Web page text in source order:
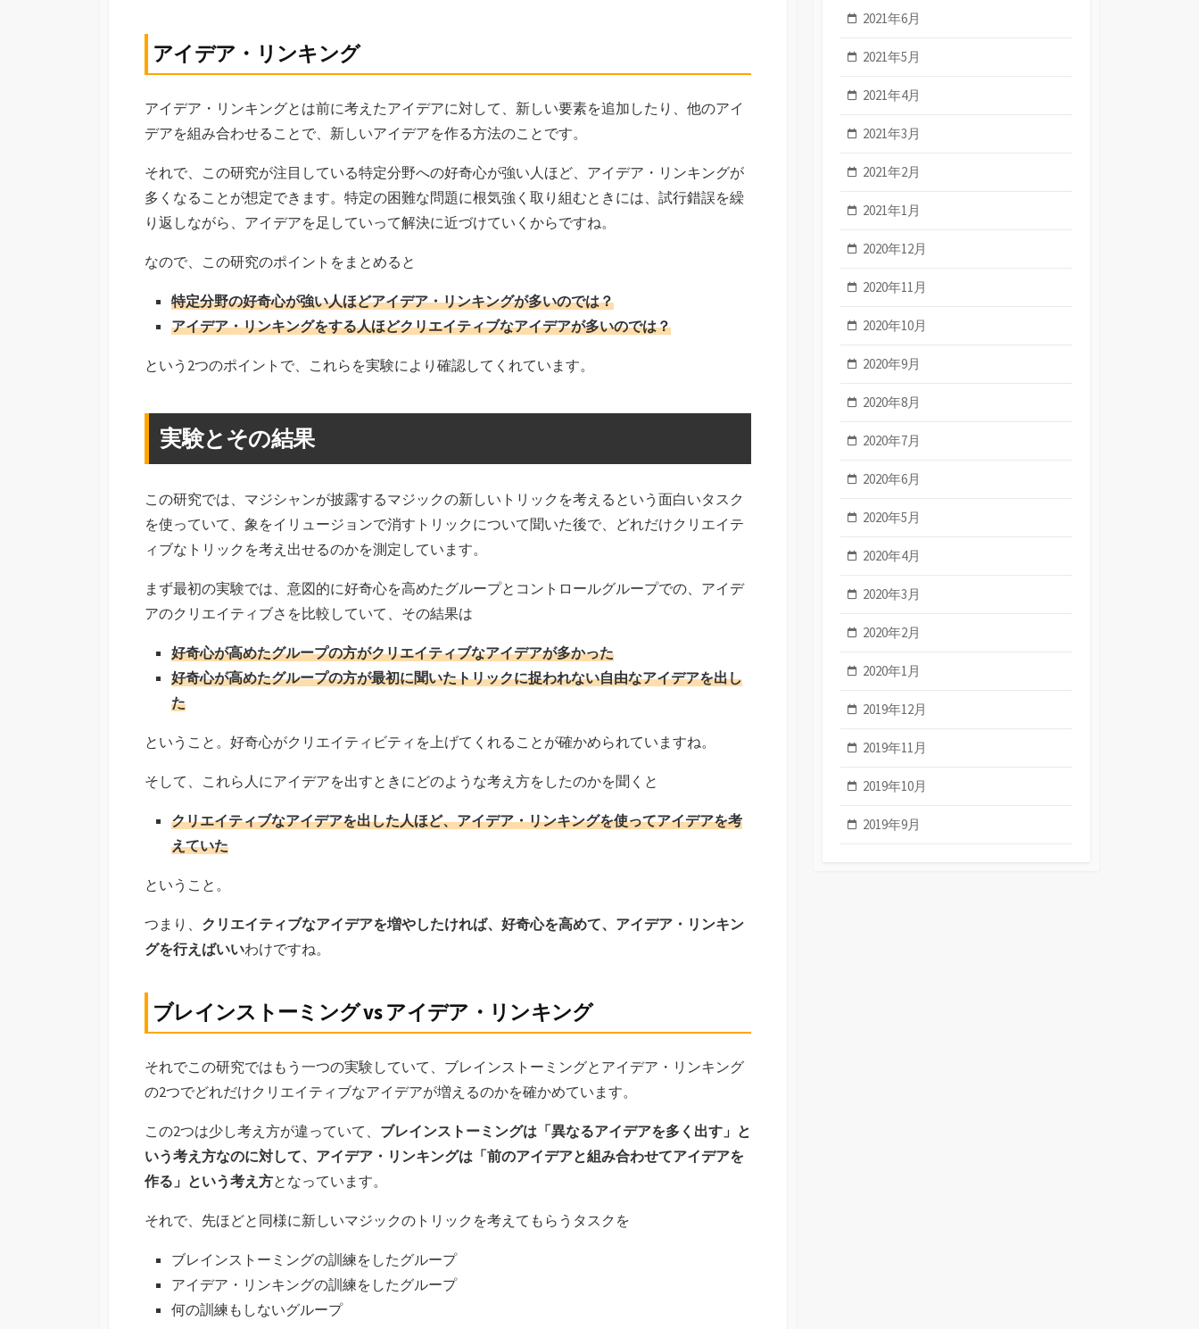
アイデア・リンキング
アイデア・リンキングとは前に考えたアイデアに対して、新しい要素を追加したり、他のアイ
デアを組み合わせることで、新しいアイデアを作る方法のことです。
それで、この研究が注目している特定分野への好奇心が強い人ほど、アイデア・リンキングが
多くなることが想定できます。特定の困難な問題に根気強く取り組むときには、試行錯誤を繰
り返しながら、アイデアを足していって解決に近づけていくからですね。
なので、この研究のポイントをまとめると
特定分野の好奇心が強い人ほどアイデア・リンキングが多いのでは？
アイデア・リンキングをする人ほどクリエイティブなアイデアが多いのでは？
という2つのポイントで、これらを実験により確認してくれています。
実験とその結果
この研究では、マジシャンが披露するマジックの新しいトリックを考えるという面白いタスク
を使っていて、象をイリュージョンで消すトリックについて聞いた後で、どれだけクリエイテ
ィブなトリックを考え出せるのかを測定しています。
まず最初の実験では、意図的に好奇心を高めたグループとコントロールグループでの、アイデ
アのクリエイティブさを比較していて、その結果は
好奇心が高めたグループの方がクリエイティブなアイデアが多かった
好奇心が高めたグループの方が最初に聞いたトリックに捉われない自由なアイデアを出し
た
ということ。好奇心がクリエイティビティを上げてくれることが確かめられていますね。
そして、これら人にアイデアを出すときにどのような考え方をしたのかを聞くと
クリエイティブなアイデアを出した人ほど、アイデア・リンキングを使ってアイデアを考
えていた
ということ。
つまり、 クリエイティブなアイデアを増やしたければ、好奇心を高めて、アイデア・リンキン
グを行えばいいわけですね。
ブレインストーミング vs アイデア・リンキング
それでこの研究ではもう一つの実験していて、ブレインストーミングとアイデア・リンキング
の2つでどれだけクリエイティブなアイデアが増えるのかを確かめています。
この2つは少し考え方が違っていて、 ブレインストーミングは「異なるアイデアを多く出す」と
いう考え方なのに対して、アイデア・リンキングは「前のアイデアと組み合わせてアイデアを
作る」という考え方となっています。
それで、先ほどと同様に新しいマジックのトリックを考えてもらうタスクを
ブレインストーミングの訓練をしたグループ
アイデア・リンキングの訓練をしたグループ
何の訓練もしないグループ
2021年6月
2021年5月
2021年4月
2021年3月
2021年2月
2021年1月
2020年12月
2020年11月
2020年10月
2020年9月
2020年8月
2020年7月
2020年6月
2020年5月
2020年4月
2020年3月
2020年2月
2020年1月
2019年12月
2019年11月
2019年10月
2019年9月